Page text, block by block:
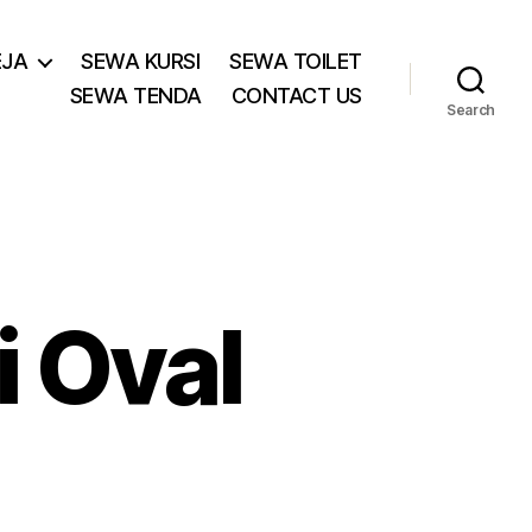
SEWA KURSI
SEWA TOILET
SEWA TENDA
CONTACT US
Search
Oval